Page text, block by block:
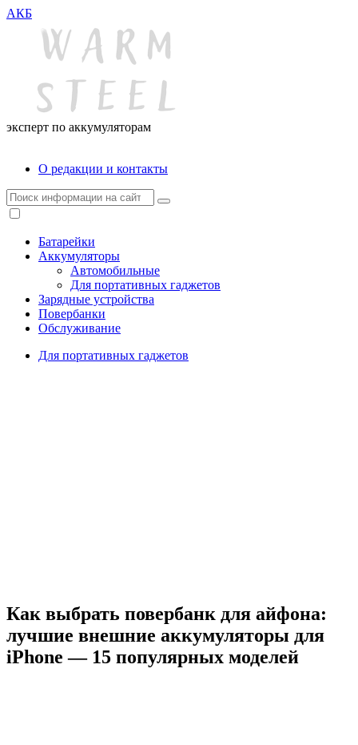
АКБ
эксперт по аккумуляторам
О редакции и контакты
Батарейки
Аккумуляторы
Автомобильные
Для портативных гаджетов
Зарядные устройства
Повербанки
Обслуживание
Для портативных гаджетов
Как выбрать повербанк для айфона:
лучшие внешние аккумуляторы для
iPhone — 15 популярных моделей